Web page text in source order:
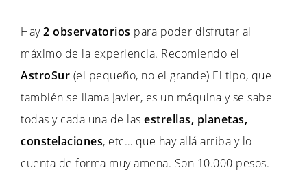
Hay2 observatorios para poder disfrutar al
máximo de la experiencia. Recomiendo el
AstroSur (el pequeño, no el grande) El tipo, que
también se llama Javier, es un máquina y se sabe
todas y cada una de las estrellas, planetas,
constelaciones, etc… que hay allá arriba y lo
cuenta de forma muy amena. Son 10.000 pesos.